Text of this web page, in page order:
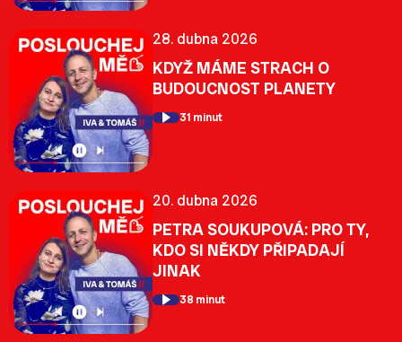
28. dubna 2026
KDYŽ MÁME STRACH O
BUDOUCNOST PLANETY
31 minut
20. dubna 2026
PETRA SOUKUPOVÁ: PRO TY,
KDO SI NĚKDY PŘIPADAJÍ
JINAK
38 minut